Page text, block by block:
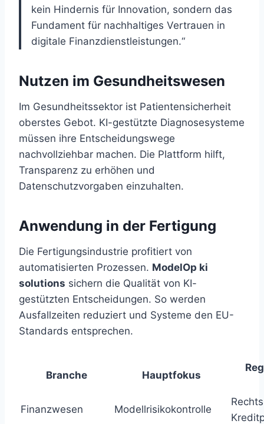
kein Hindernis für Innovation, sondern das
Fundament für nachhaltiges Vertrauen in
digitale Finanzdienstleistungen.“
Nutzen im Gesundheitswesen
Im Gesundheitssektor ist Patientensicherheit
oberstes Gebot. KI-gestützte Diagnosesysteme
müssen ihre Entscheidungswege
nachvollziehbar machen. Die Plattform hilft,
Transparenz zu erhöhen und
Datenschutzvorgaben einzuhalten.
Anwendung in der Fertigung
Die Fertigungsindustrie profitiert von
automatisierten Prozessen. ModelOp ki
solutions sichern die Qualität von KI-
gestützten Entscheidungen. So werden
Ausfallzeiten reduziert und Systeme den EU-
Standards entsprechen.
Branche Hauptfokus
Finanzwesen Modellrisikokontrolle